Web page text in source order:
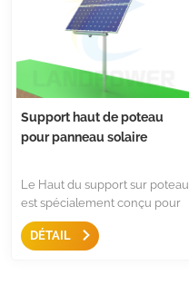
Support haut de poteau
pour panneau solaire
Le Haut du support sur poteau
est spécialement conçu pour
les pompes solaires, les
stations WIFI et télécom à
DÉTAIL